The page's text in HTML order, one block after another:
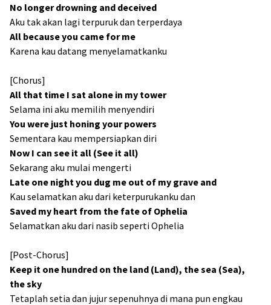
No longer drowning and deceived
Aku tak akan lagi terpuruk dan terperdaya
All because you came for me
Karena kau datang menyelamatkanku
[Chorus]
All that time I sat alone in my tower
Selama ini aku memilih menyendiri
You were just honing your powers
Sementara kau mempersiapkan diri
Now I can see it all (See it all)
Sekarang aku mulai mengerti
Late one night you dug me out of my grave and
Kau selamatkan aku dari keterpurukanku dan
Saved my heart from the fate of Ophelia
Selamatkan aku dari nasib seperti Ophelia
[Post-Chorus]
Keep it one hundred on the land (Land), thе sea (Sea),
the sky
Tetaplah setia dan jujur sepenuhnya di mana pun engkau